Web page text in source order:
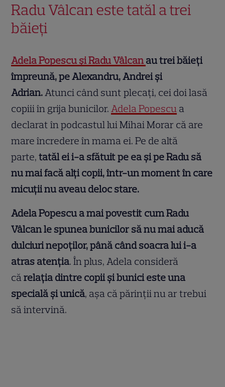
Radu Vâlcan este tatăl a trei
băieți
Adela Popescu și Radu Vâlcan au trei băieți
împreună, pe Alexandru, Andrei și
Adrian.Atunci când sunt plecați, cei doi lasă
copiii în grija bunicilor.Adela Popescu a
declarat în podcastul lui Mihai Morar că are
mare încredere în mama ei. Pe de altă
parte, tatăl ei i-a sfătuit pe ea și pe Radu să
nu mai facă alți copii, într-un moment în care
micuții nu aveau deloc stare.
Adela Popescu a mai povestit cum Radu
Vâlcan le spunea bunicilor să nu mai aducă
dulciuri nepoților, până când soacra lui i-a
atras atenția. În plus, Adela consideră
cărelația dintre copii și bunici este una
specială și unică, așa că părinții nu ar trebui
să intervină.